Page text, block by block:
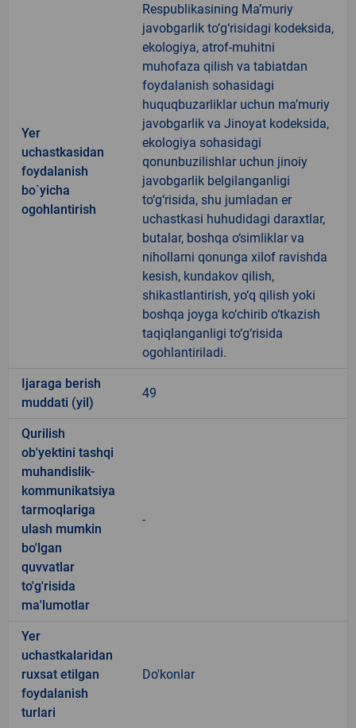
Yer
uchastkasidan
foydalanish
bo`yicha
ogohlantirish
Respublikasining Ma’muriy
javobgarlik to‘g‘risidagi kodeksida,
ekologiya, atrof-muhitni
muhofaza qilish va tabiatdan
foydalanish sohasidagi
huquqbuzarliklar uchun ma’muriy
javobgarlik va Jinoyat kodeksida,
ekologiya sohasidagi
qonunbuzilishlar uchun jinoiy
javobgarlik belgilanganligi
to‘g‘risida, shu jumladan er
uchastkasi huhudidagi daraxtlar,
butalar, boshqa o‘simliklar va
nihollarni qonunga xilof ravishda
kesish, kundakov qilish,
shikastlantirish, yo‘q qilish yoki
boshqa joyga ko‘chirib o‘tkazish
taqiqlanganligi to‘g‘risida
ogohlantiriladi.
Ijaraga berish
muddati (yil)
49
Qurilish
ob'yektini tashqi
muhandislik-
kommunikatsiya
tarmoqlariga
ulash mumkin
bo'lgan
quvvatlar
to'g'risida
ma'lumotlar
-
Yer
uchastkalaridan
ruxsat etilgan
foydalanish
turlari
Do'konlar